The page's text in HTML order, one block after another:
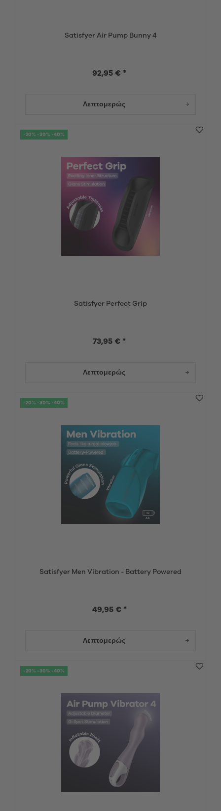
Satisfyer Air Pump Bunny 4
92,95 € *
Λεπτομερώς
-20% -30% -40%
Satisfyer Perfect Grip
73,95 € *
Λεπτομερώς
-20% -30% -40%
Satisfyer Men Vibration - Battery Powered
49,95 € *
Λεπτομερώς
-20% -30% -40%